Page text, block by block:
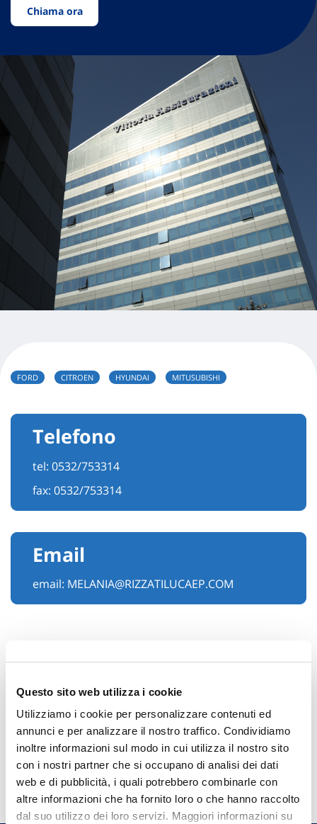
Questo sito web utilizza i cookie
Utilizziamo i cookie per personalizzare contenuti ed
annunci e per analizzare il nostro traffico. Condividiamo
inoltre informazioni sul modo in cui utilizza il nostro sito
con i nostri partner che si occupano di analisi dei dati
web e di pubblicità, i quali potrebbero combinarle con
altre informazioni che ha fornito loro o che hanno raccolto
dal suo utilizzo dei loro servizi. Maggiori informazioni su
Chiama ora
FORD CITROEN HYUNDAI MITUSUBISHI
Telefono
tel: 0532/753314
fax: 0532/753314
Email
email: MELANIA@RIZZATILUCAEP.COM
Hai bisogno di
informazioni?
Trova l'Agenzia più vicina a te e parla con